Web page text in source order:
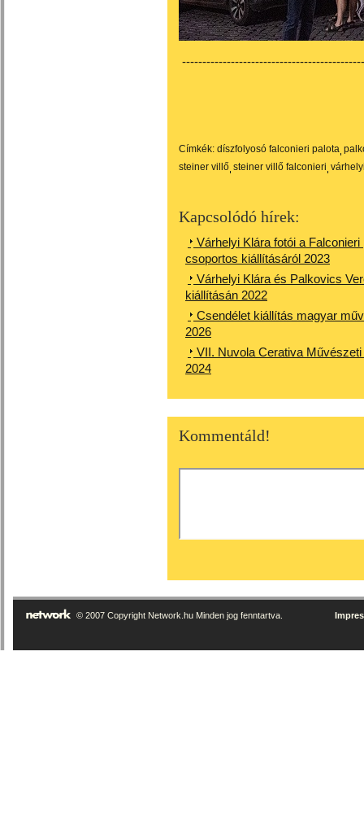
Címkék: díszfolyosó falconieri palota
steiner villő steiner villő falconieri
Kapcsolódó hírek:
Várhelyi Klára fotói a
csoportos kiállításáról 2023
Várhelyi Klára és Palkovics
kiállításán 2022
Csendélet kiállítás magyar
2026
VII. Nuvola Cerativa
2024
Kommentáld!
© 2007 Copyright Network.hu Minden jog fenntartva.